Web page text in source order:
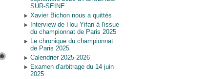
SUR-SEINE
Xavier Bichon nous a quittés
Interview de Hou Yifan à l'issue
du championnat de Paris 2025
Le chronique du championnat
de Paris 2025
Calendrier 2025-2026
Examen d'arbitrage du 14 juin
2025